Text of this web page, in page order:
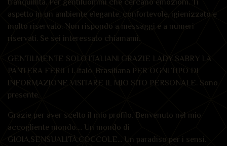
tranquillità. Per gentiluomini che cercano emozioni. Ti
aspetto in un ambiente elegante, confortevole, igienizzato e
molto riservato. Non rispondo a messaggi e a numeri
riservati. Se sei interessato chiamami.
GENTILMENTE SOLO ITALIANI GRAZIE LADY SABRY LA
PANTERA FERILLI. Italo-Brasiliana PER OGNI TIPO DI
INFORMAZIONE VISITARE IL MIO SITO PERSONALE. Sono
presente.
Grazie per aver scelto il mio profilo. Benvenuto nel mio
accogliente mondo.... Un mondo di
GIOIA,SENSUALITÀ,COCCOLE... Un paradiso per i sensi.